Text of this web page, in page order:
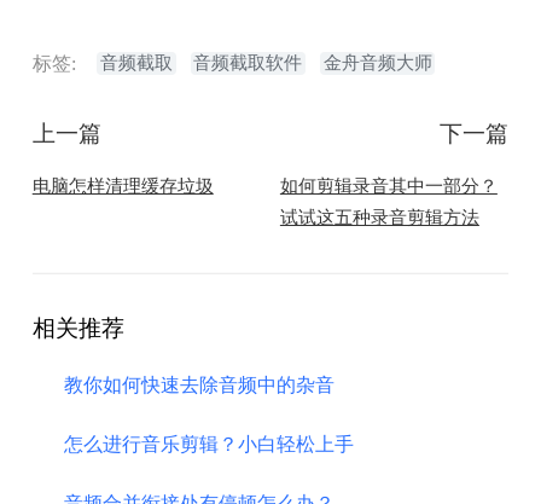
标签: 音频截取 音频截取软件 金舟音频大师
上一篇
电脑怎样清理缓存垃圾
下一篇
如何剪辑录音其中一部分？
试试这五种录音剪辑方法
相关推荐
教你如何快速去除音频中的杂音
怎么进行音乐剪辑？小白轻松上手